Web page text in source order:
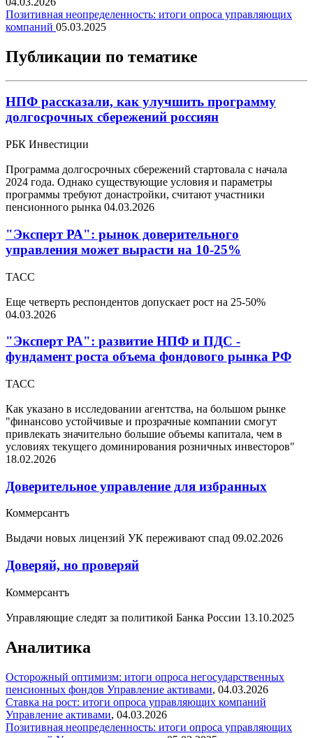
Позитивная неопределенность: итоги опроса управляющих
компаний 05.03.2025
Публикации по тематике
НПФ рассказали, как улучшить программу
долгосрочных сбережений россиян
РБК Инвестиции
Программа долгосрочных сбережений стартовала с начала
2024 года. Однако существующие условия и параметры
программы требуют донастройки, считают участники
пенсионного рынка 04.03.2026
"Эксперт РА": рынок доверительного
управления может вырасти на 10-25%
ТАСС
Еще четверть респондентов допускает рост на 25-50%
04.03.2026
"Эксперт РА": развитие НПФ и ПДС -
фундамент роста объема фондового рынка РФ
ТАСС
Как указано в исследовании агентства, на большом рынке
"финансово устойчивые и прозрачные компании смогут
привлекать значительно большие объемы капитала, чем в
условиях текущего доминирования розничных инвесторов"
18.02.2026
Доверительное управление для избранных
Коммерсантъ
Выдачи новых лицензий УК переживают спад 09.02.2026
Доверяй, но проверяй
Коммерсантъ
Управляющие следят за политикой Банка России 13.10.2025
Аналитика
Осторожный оптимизм: итоги опроса негосударственных
пенсионных фондов Управление активами, 04.03.2026
Ставка на рост: итоги опроса управляющих компаний
Управление активами, 04.03.2026
Позитивная неопределенность: итоги опроса управляющих